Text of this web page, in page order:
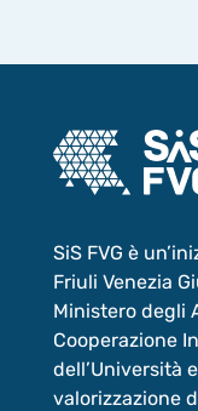
SiS FVG è
Friuli Venezia
Ministero degli
Cooperazione
dell’Università
valorizzazione